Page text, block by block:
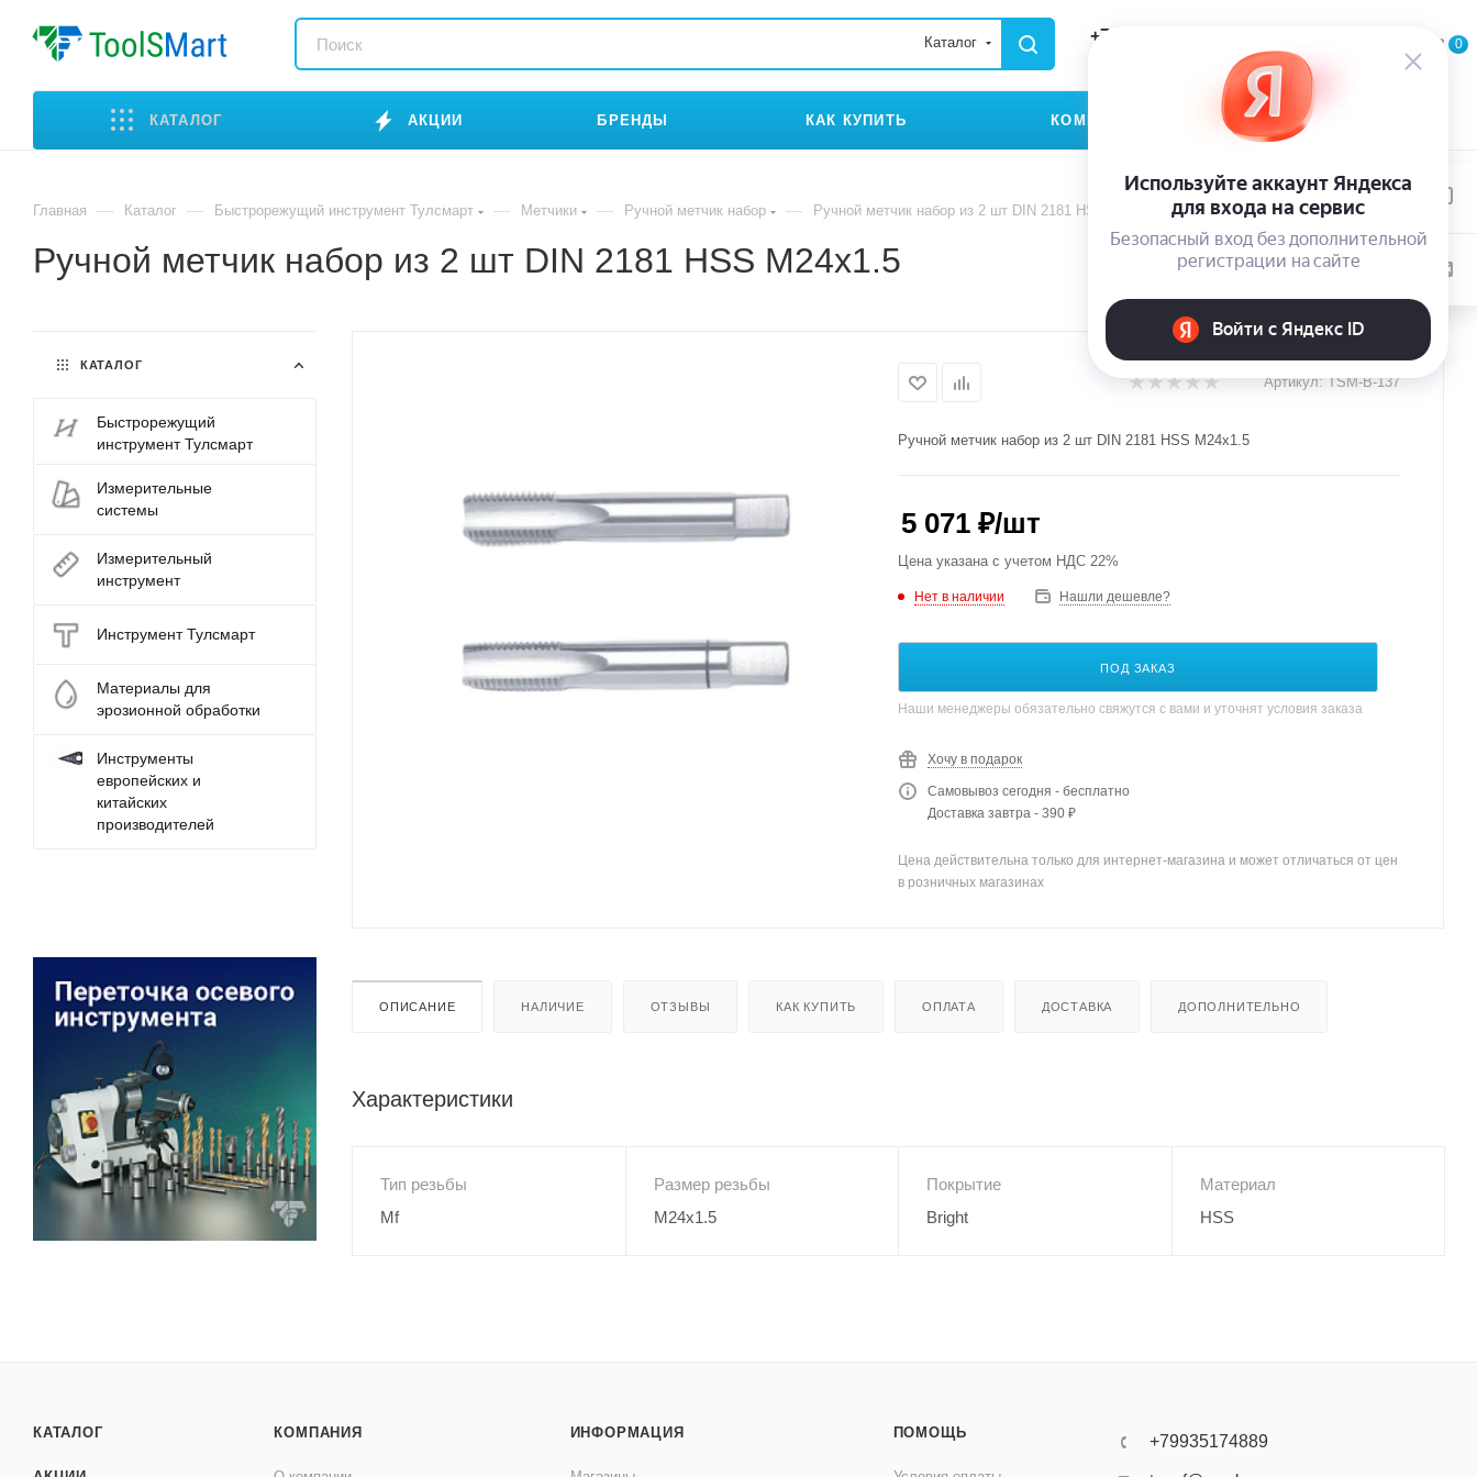
Каталог +79935174889 0
КАТАЛОГ АКЦИИ БРЕНДЫ КАК КУПИТЬ КОМПАНИЯ КОНТАКТЫ
Главная — Каталог — Быстрорежущий инструмент Тулсмарт — Метчики — Ручной метчик набор — Ручной метчик набор из 2 шт DIN 2181 HSS M24x1.5
Ручной метчик набор из 2 шт DIN 2181 HSS M24x1.5
Артикул: TSM-B-137
Ручной метчик набор из 2 шт DIN 2181 HSS M24x1.5
5 071 ₽/шт
Цена указана с учетом НДС 22%
Нет в наличии Нашли дешевле?
ПОД ЗАКАЗ
Наши менеджеры обязательно свяжутся с вами и уточнят условия заказа
Хочу в подарок
Самовывоз сегодня - бесплатно
Доставка завтра - 390 ₽
Цена действительна только для интернет-магазина и может отличаться от цен
в розничных магазинах
ОПИСАНИЕ НАЛИЧИЕ ОТЗЫВЫ КАК КУПИТЬ ОПЛАТА ДОСТАВКА ДОПОЛНИТЕЛЬНО
Характеристики
Тип резьбы
Mf
Размер резьбы
M24x1.5
Покрытие
Bright
Материал
HSS
КАТАЛОГ
Быстрорежущий
инструмент Тулсмарт
Измерительные
системы
Измерительный
инструмент
Инструмент Тулсмарт
Материалы для
эрозионной обработки
Инструменты
европейских и
китайских
производителей
КАТАЛОГ КОМПАНИЯ ИНФОРМАЦИЯ ПОМОЩЬ +79935174889